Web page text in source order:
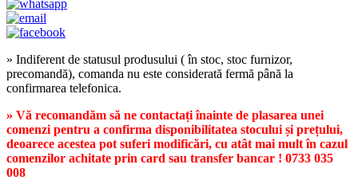
» Indiferent de statusul produsului ( în stoc, stoc furnizor,
precomandă), comanda nu este considerată fermă până la
confirmarea telefonica.
» Vă recomandăm să ne contactați înainte de plasarea unei
comenzi pentru a confirma disponibilitatea stocului și prețului,
deoarece acestea pot suferi modificări, cu atât mai mult în cazul
comenzilor achitate prin card sau transfer bancar ! 0733 035
008